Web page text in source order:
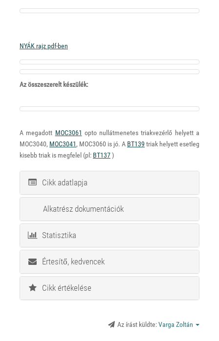
NYÁK rajz pdf-ben
Az összeszerelt készülék:
A megadott MOC3061 opto nullátmenetes triakvezérlő helyett a
MOC3040, MOC3041, MOC3060 is jó. A BT139 triak helyett esetleg
kisebb triak is megfelel (pl: BT137)
Cikk adatlapja
Alkatrész dokumentációk
Statisztika
Értesítő, kedvencek
Cikk értékelése
Az írást küldte:Varga Zoltán